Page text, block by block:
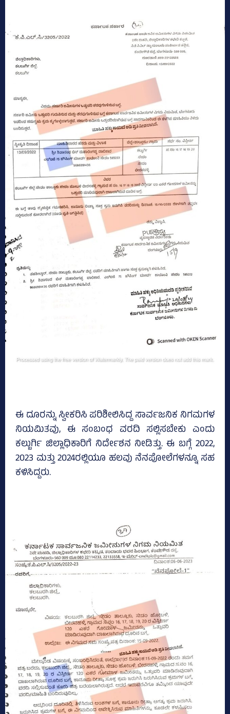
ಈ ದೂರನ್ನು ಸ್ವೀಕರಿಸಿ ಪರಿಶೀಲಿಸಿದ್ದ ಸಾರ್ವಜನಿಕ ನಿಗಮಗಳ
ನಿಯಮಿತವು, ಈ ಸಂಬಂಧ ವರದಿ ಸಲ್ಲಿಸಬೇಕು ಎಂದು
ಕಲ್ಬುರ್ಗಿ ಜಿಲ್ಲಾಧಿಕಾರಿಗೆ ನಿರ್ದೇಶನ ನೀಡಿತ್ತು. ಈ ಬಗ್ಗೆ 2022,
2023 ಮತ್ತು 2024ರಲ್ಲಿಯೂ ಹಲವು ನೆನಪೋಲೆಗಳನ್ನೂ ಸಹ
ಕಳಿಸಿದ್ದರು.